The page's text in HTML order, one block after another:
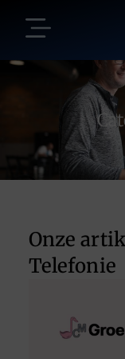
Onze
Telefonie